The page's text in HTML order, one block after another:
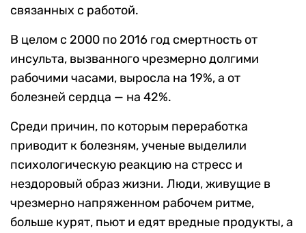
связанных с работой.
В целом с 2000 по 2016 год смертность от
инсульта, вызванного чрезмерно долгими
рабочими часами, выросла на 19%, а от
болезней сердца — на 42%.
Среди причин, по которым переработка
приводит к болезням, ученые выделили
психологическую реакцию на стресс и
нездоровый образ жизни. Люди, живущие в
чрезмерно напряженном рабочем ритме,
больше курят, пьют и едят вредные продукты, а